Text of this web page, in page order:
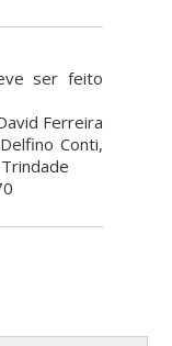
ser feito
Ferreira
Conti,